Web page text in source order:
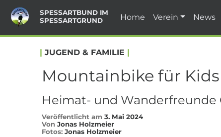
SPESSARTBUND IM
SPESSARTGRUND
Home Verein News
| JUGEND & FAMILIE |
Mountainbike für Kids
Heimat- und
Veröffentlicht am 3. Mai 2024
Von Jonas Holzmeier
Fotos: Jonas Holzmeier